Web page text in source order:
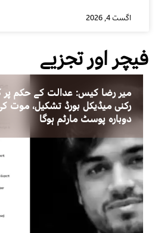
اگست 4, 2026
فیچر اور تجزیے
رکنی میڈیکل بورڈ تشکیل، موت
دوبارہ پوسٹ مارٹم ہوگا